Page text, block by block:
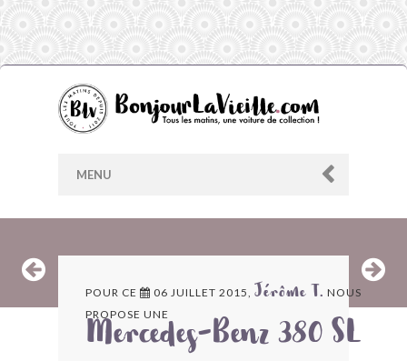
MENU
ARCHIVES
POUR CE 06 JUILLET 2015, Jérôme T. NOUS
PROPOSE UNE
Mercedes-Benz 380 SL